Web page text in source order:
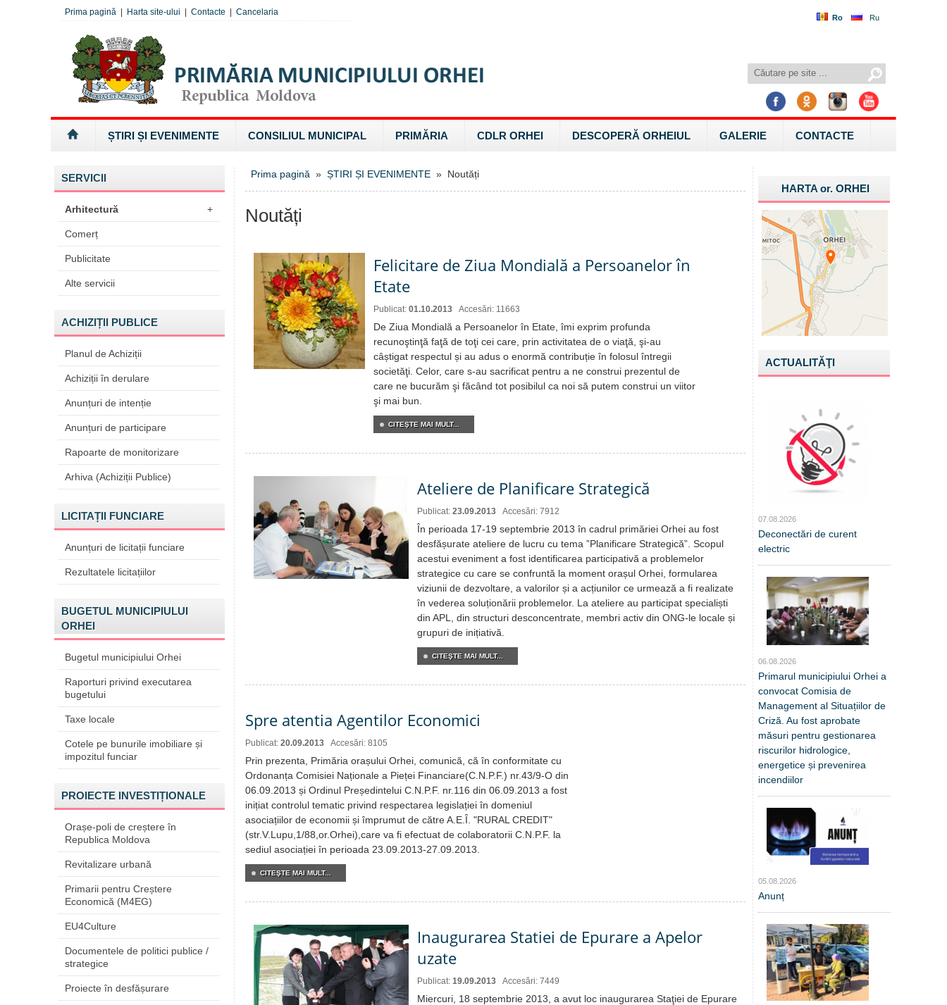
Ro Ru
Prima pagină Harta site-ului Contacte Cancelaria
ȘTIRI ȘI EVENIMENTE CONSILIUL MUNICIPAL PRIMĂRIA CDLR ORHEI DESCOPERĂ ORHEIUL GALERIE CONTACTE
SERVICII
Arhitectură +
Comerț
Publicitate
Alte servicii
ACHIZIȚII PUBLICE
Planul de Achiziții
Achiziții în derulare
Anunțuri de intenție
Anunțuri de participare
Rapoarte de monitorizare
Arhiva (Achiziții Publice)
LICITAȚII FUNCIARE
Anunțuri de licitații funciare
Rezultatele licitațiilor
BUGETUL MUNICIPIULUI
ORHEI
Bugetul municipiului Orhei
Raporturi privind executarea
bugetului
Taxe locale
Cotele pe bunurile imobiliare și
impozitul funciar
PROIECTE INVESTIȚIONALE
Orașe-poli de creștere în
Republica Moldova
Revitalizare urbană
Primarii pentru Creștere
Economică (M4EG)
EU4Culture
Documentele de politici publice /
strategice
Proiecte în desfășurare
Prima pagină » ȘTIRI ȘI EVENIMENTE » Noutăți
Noutăți
Felicitare de Ziua Mondială a Persoanelor în
Etate
Publicat: 01.10.2013 Accesări: 11663
De Ziua Mondială a Persoanelor în Etate, îmi exprim profunda
recunoştinţă faţă de toţi cei care, prin activitatea de o viaţă, şi-au
câștigat respectul și au adus o enormă contribuție în folosul întregii
societăţi. Celor, care s-au sacrificat pentru a ne construi prezentul de
care ne bucurăm şi făcând tot posibilul ca noi să putem construi un viitor
şi mai bun.
CITEŞTE MAI MULT...
Ateliere de Planificare Strategică
Publicat: 23.09.2013 Accesări: 7912
În perioada 17-19 septembrie 2013 în cadrul primăriei Orhei au fost
desfășurate ateliere de lucru cu tema ”Planificare Strategică”. Scopul
acestui eveniment a fost identificarea participativă a problemelor
strategice cu care se confruntă la moment orașul Orhei, formularea
viziunii de dezvoltare, a valorilor și a acțiunilor ce urmează a fi realizate
în vederea soluționării problemelor. La ateliere au participat specialiști
din APL, din structuri desconcentrate, membri activ din ONG-le locale și
grupuri de inițiativă.
CITEŞTE MAI MULT...
Spre atentia Agentilor Economici
Publicat: 20.09.2013 Accesări: 8105
Prin prezenta, Primăria orașului Orhei, comunică, că în conformitate cu
Ordonanța Comisiei Naționale a Pieței Financiare(C.N.P.F.) nr.43/9-O din
06.09.2013 și Ordinul Președintelui C.N.P.F. nr.116 din 06.09.2013 a fost
inițiat controlul tematic privind respectarea legislației în domeniul
asociațiilor de economii și împrumut de către A.E.Î. "RURAL CREDIT"
(str.V.Lupu,1/88,or.Orhei),care va fi efectuat de colaboratorii C.N.P.F. la
sediul asociației în perioada 23.09.2013-27.09.2013.
CITEŞTE MAI MULT...
Inaugurarea Statiei de Epurare a Apelor
uzate
Publicat: 19.09.2013 Accesări: 7449
Miercuri, 18 septembrie 2013, a avut loc inaugurarea Staţiei de Epurare
HARTA or.ORHEI
ACTUALITĂŢI
07.08.2026
Deconectări de curent
electric
06.08.2026
Primarul municipiului Orhei a
convocat Comisia de
Management al Situațiilor de
Criză. Au fost aprobate
măsuri pentru gestionarea
riscurilor hidrologice,
energetice și prevenirea
incendiilor
05.08.2026
Anunț